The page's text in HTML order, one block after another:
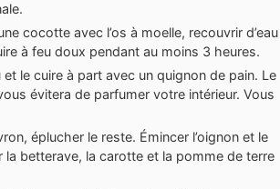
cocotte avec l’os à moelle, recouvrir d’eau
à feu doux pendant au moins 3 heures.
le cuire à part avec un quignon de pain. Le
évitera de parfumer votre intérieur. Vous
éplucher le reste. Émincer l’oignon et le
la betterave, la carotte et la pomme de terre